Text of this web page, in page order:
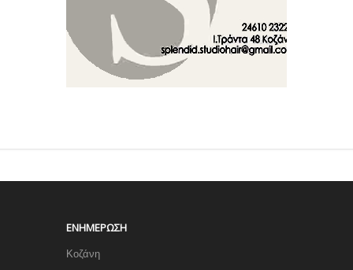
ΕΝΗΜΈΡΩΣΗ
Κοζάνη